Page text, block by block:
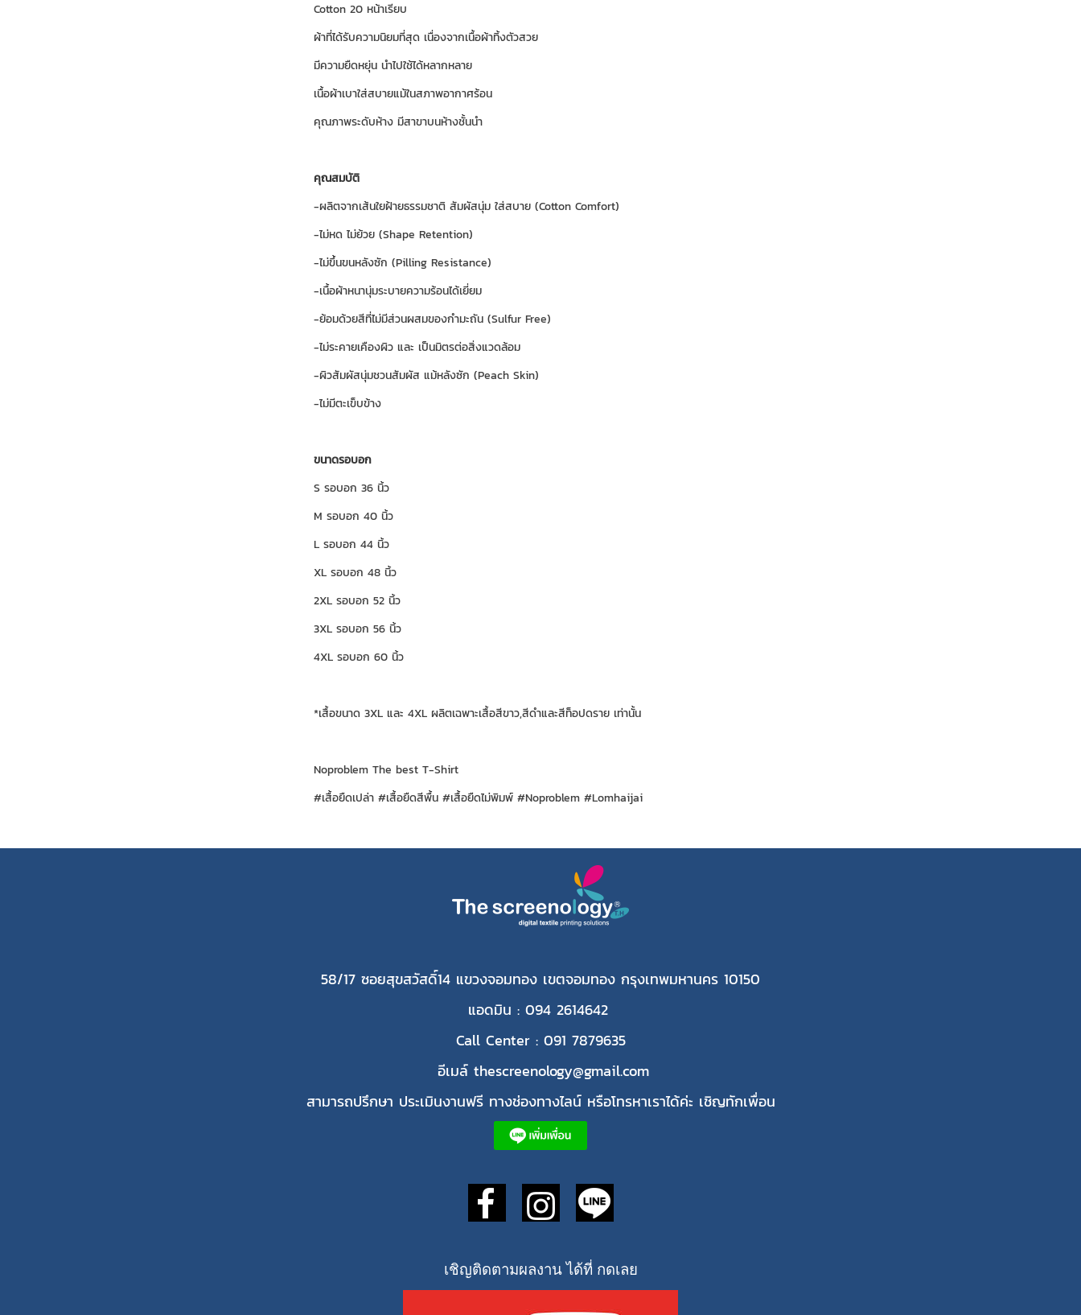
Cotton 20 หน้าเรียบ
ผ้าที่ได้รับความนิยมที่สุด เนื่องจากเนื้อผ้าทิ้งตัวสวย
มีความยืดหยุ่น นำไปใช้ได้หลากหลาย
เนื้อผ้าเบาใส่สบายแม้ในสภาพอากาศร้อน
คุณภาพระดับห้าง มีสาขาบนห้างชั้นนำ
คุณสมบัติ
-ผลิตจากเส้นใยฝ้ายธรรมชาติ สัมผัสนุ่ม ใส่สบาย (Cotton Comfort)
-ไม่หด ไม่ย้วย (Shape Retention)
-ไม่ขึ้นขนหลังซัก (Pilling Resistance)
-เนื้อผ้าหนานุ่มระบายความร้อนได้เยี่ยม
-ย้อมด้วยสีที่ไม่มีส่วนผสมของกำมะถัน (Sulfur Free)
-ไม่ระคายเคืองผิว และ เป็นมิตรต่อสิ่งแวดล้อม
-ผิวสัมผัสนุ่มชวนสัมผัส แม้หลังซัก (Peach Skin)
-ไม่มีตะเข็บข้าง
ขนาดรอบอก
S รอบอก 36 นิ้ว
M รอบอก 40 นิ้ว
L รอบอก 44 นิ้ว
XL รอบอก 48 นิ้ว
2XL รอบอก 52 นิ้ว
3XL รอบอก 56 นิ้ว
4XL รอบอก 60 นิ้ว
*เสื้อขนาด 3XL และ 4XL ผลิตเฉพาะเสื้อสีขาว,สีดำและสีท็อปดราย เท่านั้น
Noproblem The best T-Shirt
#เสื้อยืดเปล่า #เสื้อยืดสีพื้น #เสื้อยืดไม่พิมพ์ #Noproblem #Lomhaijai
58/17 ซอยสุขสวัสดิ์14 แขวงจอมทอง เขตจอมทอง กรุงเทพมหานคร 10150
แอดมิน : 094 2614642
Call Center : 091 7879635
อีเมล์ thescreenology@gmail.com
สามารถปรึกษา ประเมินงานฟรี ทางช่องทางไลน์ หรือโทรหาเราได้ค่ะ เชิญทักเพื่อน
เชิญติดตามผลงาน ได้ที่ กดเลย